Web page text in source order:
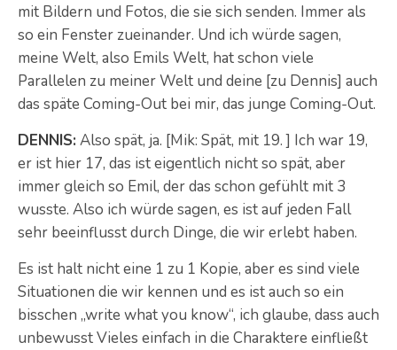
mit Bildern und Fotos, die sie sich senden. Immer als
so ein Fenster zueinander. Und ich würde sagen,
meine Welt, also Emils Welt, hat schon viele
Parallelen zu meiner Welt und deine [zu Dennis] auch
das späte Coming-Out bei mir, das junge Coming-Out.
DENNIS: Also spät, ja. [Mik: Spät, mit 19. ] Ich war 19,
er ist hier 17, das ist eigentlich nicht so spät, aber
immer gleich so Emil, der das schon gefühlt mit 3
wusste. Also ich würde sagen, es ist auf jeden Fall
sehr beeinflusst durch Dinge, die wir erlebt haben.
Es ist halt nicht eine 1 zu 1 Kopie, aber es sind viele
Situationen die wir kennen und es ist auch so ein
bisschen „write what you know“, ich glaube, dass auch
unbewusst Vieles einfach in die Charaktere einfließt